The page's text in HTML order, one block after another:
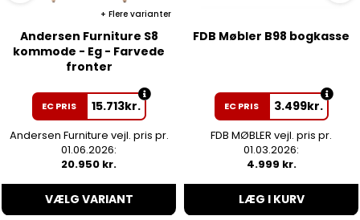
Flere varianter
Andersen Furniture S8
kommode - Eg - Farvede
fronter
EC PRIS 15.713kr.
Andersen Furniture vejl. pris pr.
01.06.2026:
20.950 kr.
VÆLG VARIANT
FDB Møbler B98 bogkasse
EC PRIS 3.499kr.
FDB MØBLER vejl. pris pr.
01.03.2026:
4.999 kr.
LÆG I KURV